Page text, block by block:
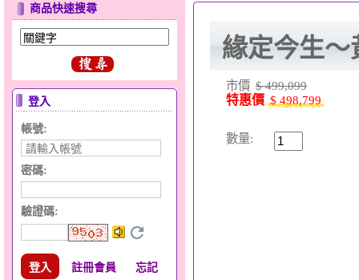
商品快速搜尋
登入
帳號:
密碼:
驗證碼:
註冊會員
忘記
緣定今生～
市價 $ 499,099
特惠價 $ 498,799
數量: